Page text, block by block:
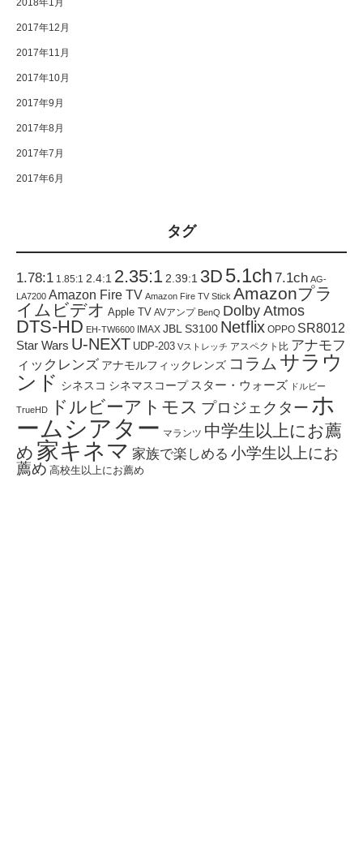
2018年1月
2017年12月
2017年11月
2017年10月
2017年9月
2017年8月
2017年7月
2017年6月
タグ
1.78:1 1.85:1 2.4:1 2.35:1 2.39:1 3D 5.1ch 7.1ch AG-
LA7200 Amazon Fire TV Amazon Fire TV Stick Amazonプラ
イムビデオ Apple TV AVアンプ BenQ Dolby Atmos
DTS-HD EH-TW6600 IMAX JBL S3100 Netflix OPPO SR8012
Star Wars U-NEXT UDP-203 Vストレッチ アスペクト比 アナモフ
ィックレンズ アナモルフィックレンズ コラム サラウ
ンド シネスコ シネマスコープ スター・ウォーズ ドルビー
TrueHD ドルビーアトモス プロジェクター ホ
ームシアター マランツ 中学生以上にお薦
め 家キネマ 家族で楽しめる 小学生以上にお
薦め 高校生以上にお薦め